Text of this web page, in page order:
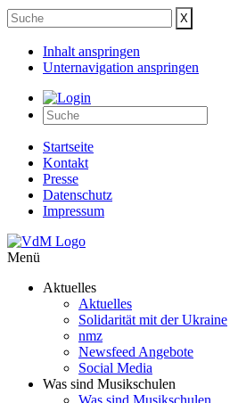
Inhalt anspringen
Unternavigation anspringen
Startseite
Kontakt
Presse
Datenschutz
Impressum
Menü
Aktuelles
Aktuelles
Solidarität mit der Ukraine
nmz
Newsfeed Angebote
Social Media
Was sind Musikschulen
Was sind Musikschulen